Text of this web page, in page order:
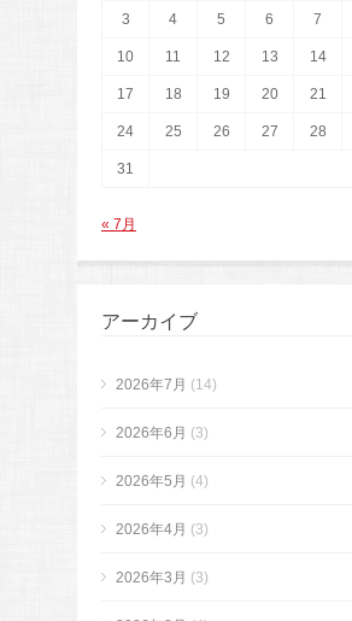
3 4 5 6 7
10 11 12 13 14
17 18 19 20 21
24 25 26 27 28
31
« 7月
アーカイブ
2026年7月 (14)
2026年6月 (3)
2026年5月 (4)
2026年4月 (3)
2026年3月 (3)